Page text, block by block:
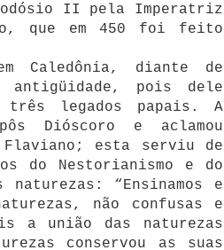
II pela Imperatriz
que em 450 foi feito
Caledônia, diante de
antigüidade, pois dele
três legados papais. A
Dióscoro e aclamou
Flaviano; esta serviu de
do Nestorianismo e do
naturezas: “Ensinamos e
não confusas e
a união das naturezas
conservou as suas